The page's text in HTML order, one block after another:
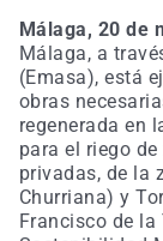
Málaga, 20 de
Málaga, a
(Emasa), está
obras
regenerada en
para el riego
privadas, de la
Churriana) y
Francisco de